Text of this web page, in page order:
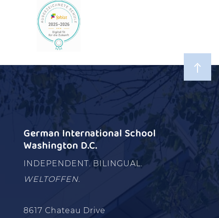
German International School
Washington D.C.
INDEPENDENT. BILINGUAL.
WELTOFFEN.
8617 Chateau Drive